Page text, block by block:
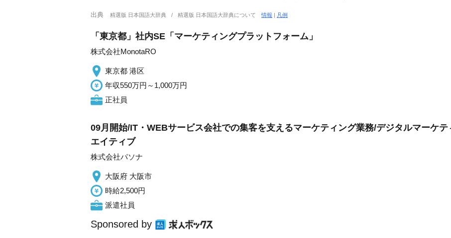
出典 精選版 日本国語大辞典 精選版 日本国語大辞典について情報 | 凡例
「東京都」社内SE「マーケティングプラットフォーム」
株式会社MonotaRO
東京都 港区
年収550万円～1,000万円
正社員
09月開始/IT・WEBサービス会社での集客を支えるマーケティング業務/デジタルマーケ
エイティブ
株式会社パソナ
大阪府 大阪市
時給2,500円
派遣社員
Sponsored by